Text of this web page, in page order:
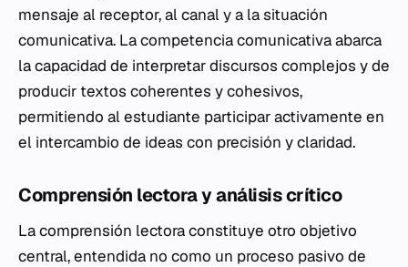
mensaje al receptor, al canal y a la situación
comunicativa. La competencia comunicativa abarca
la capacidad de interpretar discursos complejos y de
producir textos coherentes y cohesivos,
permitiendo al estudiante participar activamente en
el intercambio de ideas con precisión y claridad.
Comprensión lectora y análisis crítico
La comprensión lectora constituye otro objetivo
central, entendida no como un proceso pasivo de